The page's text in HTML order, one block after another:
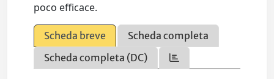
poco efficace.
Scheda breve
Scheda completa
Scheda completa (DC)